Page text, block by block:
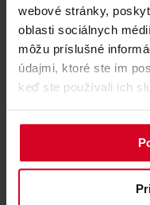
webové stránky,
oblasti sociálnych
môžu príslušné
údajmi, ktoré ste im
keď ste používali ich